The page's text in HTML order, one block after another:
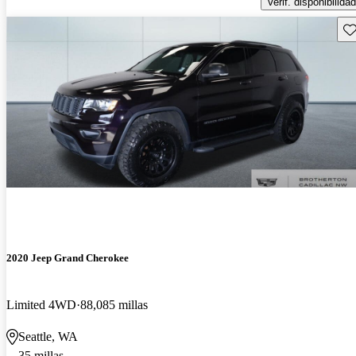
2020 Jeep Grand Cherokee
Limited 4WD 88,085 millas
Seattle, WA